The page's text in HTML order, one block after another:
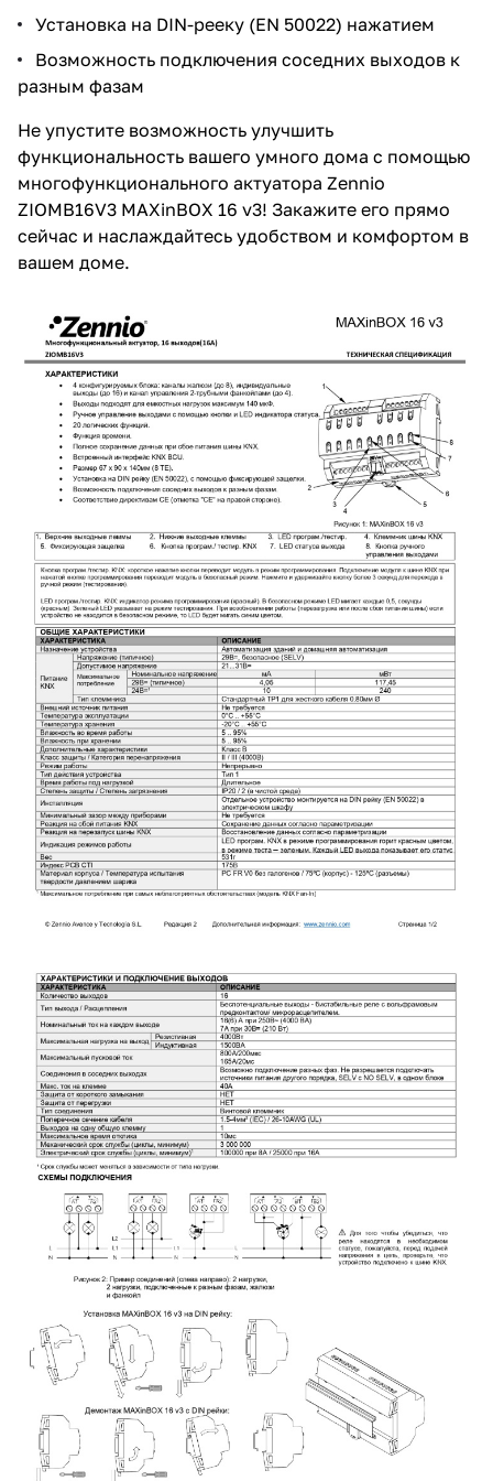
Установка на DIN-рееку (EN 50022) нажатием
Возможность подключения соседних выходов к
разным фазам
Не упустите возможность улучшить
функциональность вашего умного дома с помощью
многофункционального актуатора Zennio
ZIOMB16V3 MAXinBOX 16 v3! Закажите его прямо
сейчас и наслаждайтесь удобством и комфортом в
вашем доме.